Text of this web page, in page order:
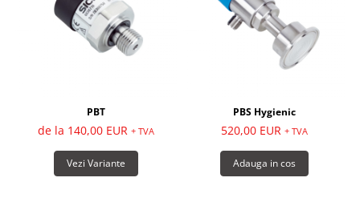
PBT
de la 140,00 EUR + TVA
Vezi Variante
PBS Hygienic
520,00 EUR + TVA
Adauga in cos